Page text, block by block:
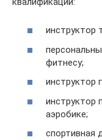
инструктор
фитнесу;
инструктор
инструктор
аэробике;
спортивная